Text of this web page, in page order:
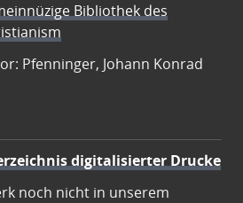
Bibliothek des
Pfenninger, Johann Konrad
digitalisierter Drucke
noch nicht in unserem